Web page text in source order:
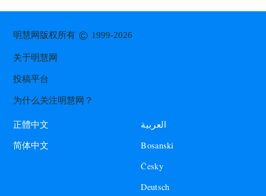
明慧网版权所有© 1999-2026
关于明慧网
投稿平台
为什么关注明慧网？
正體中文
简体中文
العربية
Bosanski
Česky
Deutsch